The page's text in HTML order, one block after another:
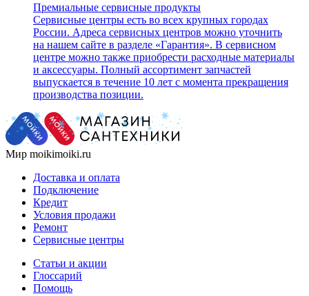
Премиальные сервисные продукты
Сервисные центры есть во всех крупных городах
России. Адреса сервисных центров можно уточнить
на нашем сайте в разделе «Гарантия». В сервисном
центре можно также приобрести расходные материалы
и аксессуары. Полный ассортимент запчастей
выпускается в течение 10 лет с момента прекращения
производства позиции.
Мир moikimoiki.ru
Доставка и оплата
Подключение
Кредит
Условия продажи
Ремонт
Сервисные центры
Статьи и акции
Глоссарий
Помощь